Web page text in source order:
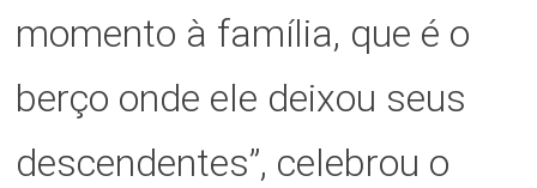
momento à família, que é o
berço onde ele deixou seus
descendentes”, celebrou o